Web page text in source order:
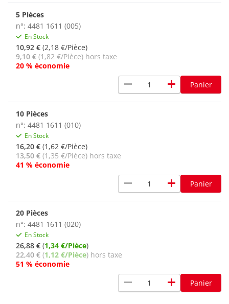
5 Pièces
n°: 4481 1611 (005)
En Stock
10,92 € (2,18 €/Pièce)
9,10 € (1,82 €/Pièce) hors taxe
20 % économie
remove add Panier
10 Pièces
n°: 4481 1611 (010)
En Stock
16,20 € (1,62 €/Pièce)
13,50 € (1,35 €/Pièce) hors taxe
41 % économie
remove add Panier
20 Pièces
n°: 4481 1611 (020)
En Stock
26,88 € (1,34 €/Pièce)
22,40 € (1,12 €/Pièce) hors taxe
51 % économie
remove add Panier